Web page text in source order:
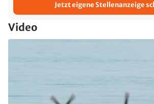
Jetzt eigene Stellenanzeige
Video